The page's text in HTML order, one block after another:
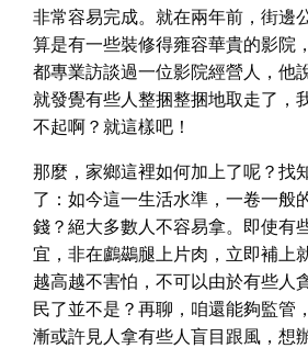
非常容易完成。就在兩年前，街邊
算是有一些裝修得雍容華貴的影院
都專業訪談過一位影院經營人，他
就發覺有些人整捆整捆地取走了，
不起啊？就這樣吧！
那麼，家鄉這裡如何加上了呢？找
了：如今這一生活水準，一卷一般
錢？絕大多數人不容易拿。即使有
宜，非在鸕鷀腿上片肉，立即補上
越高越不害怕，不可以由於有些人
民了並不是？再聊，咱還能夠監管
漸或許見人拿有些人盲目跟風，想